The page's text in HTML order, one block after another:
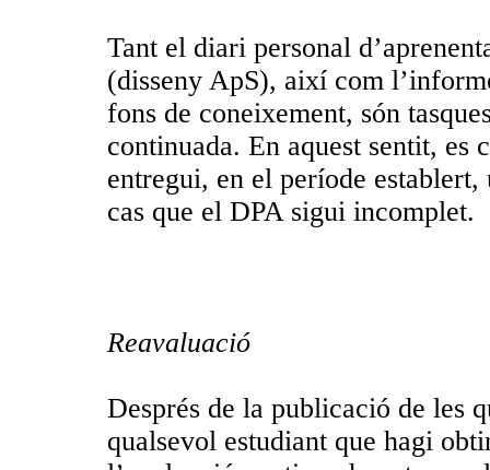
Tant el diari personal
(disseny ApS), així com
fons de coneixement, són
continuada. En aquest sentit, es
entregui, en el període
cas que el DPA sigui incomplet.
Reavaluació
Després de la publicació de les
qualsevol estudiant que hagi